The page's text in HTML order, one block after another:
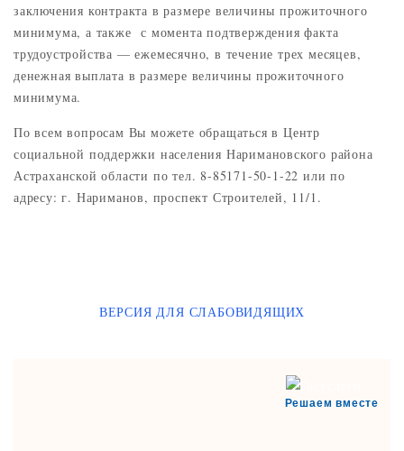
заключения контракта в размере величины прожиточного
минимума, а также с момента подтверждения факта
трудоустройства — ежемесячно, в течение трех месяцев,
денежная выплата в размере величины прожиточного
минимума.
По всем вопросам Вы можете обращаться в Центр
социальной поддержки населения Наримановского района
Астраханской области по тел. 8-85171-50-1-22 или по
адресу: г. Нариманов, проспект Строителей, 11/1.
ВЕРСИЯ ДЛЯ СЛАБОВИДЯЩИХ
Решаем вместе